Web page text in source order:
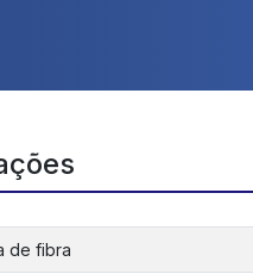
de fibra